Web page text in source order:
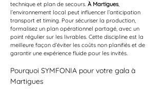
technique et plan de secours. À Martigues,
l’environnement local peut influencer l’anticipation
transport et timing. Pour sécuriser la production,
formalisez un plan opérationnel partagé, avec un
point régulier sur les livrables. Cette discipline est la
meilleure façon d’éviter les coûts non planifiés et de
garantir une expérience fluide pour les invités.
Pourquoi SYMFONIA pour votre gala à
Martigues